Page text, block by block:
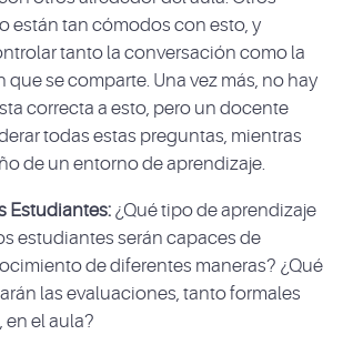
están tan cómodos con esto, y
tanto la conversación como la
se comparte. Una vez más, no hay
correcta a esto, pero un docente
todas estas preguntas, mientras
de un entorno de aprendizaje.
Estudiantes: ¿Qué tipo de aprendizaje
estudiantes serán capaces de
de diferentes maneras? ¿Qué
las evaluaciones, tanto formales
el aula?